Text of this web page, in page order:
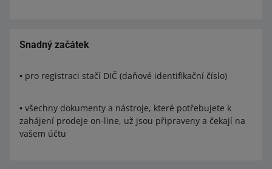
Snadný začátek
• pro registraci stačí DIČ (daňové identifikační číslo)
• všechny dokumenty a nástroje, které potřebujete k
zahájení prodeje on-line, už jsou připraveny a čekají na
vašem účtu